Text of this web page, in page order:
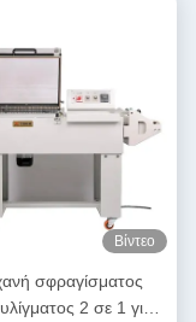
Βίντεο
σφραγίσματος
2 σε 1 για